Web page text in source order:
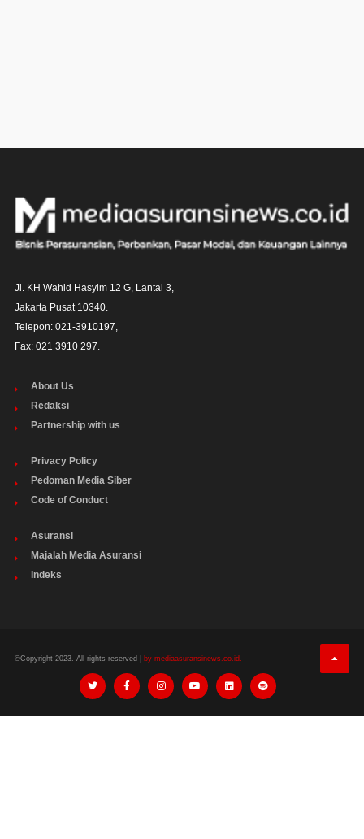
Jl. KH Wahid Hasyim 12 G, Lantai 3,
Jakarta Pusat 10340.
Telepon: 021-3910197,
Fax: 021 3910 297.
About Us
Redaksi
Partnership with us
Privacy Policy
Pedoman Media Siber
Code of Conduct
Asuransi
Majalah Media Asuransi
Indeks
©Copyright 2023. All rights reserved | by mediaasuransinews.co.id.